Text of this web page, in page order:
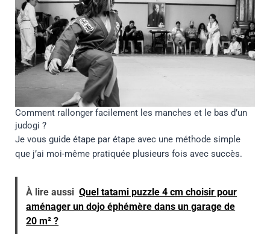
Comment rallonger facilement les manches et le bas d’un
judogi ?
Je vous guide étape par étape avec une méthode simple
que j’ai moi-même pratiquée plusieurs fois avec succès.
À lire aussi Quel tatami puzzle 4 cm choisir pour
aménager un dojo éphémère dans un garage de
20 m² ?